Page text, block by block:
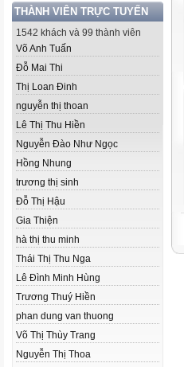
THÀNH VIÊN TRỰC TUYẾN
1542 khách và 99 thành viên
Võ Anh Tuấn
Đỗ Mai Thi
Thị Loan Đinh
nguyễn thị thoan
Lê Thị Thu Hiền
Nguyễn Đào Như Ngọc
Hồng Nhung
trương thị sinh
Đỗ Thị Hậu
Gia Thiện
hà thị thu minh
Thái Thị Thu Nga
Lê Đình Minh Hùng
Trương Thuý Hiền
phan dung van thuong
Võ Thị Thùy Trang
Nguyễn Thị Thoa